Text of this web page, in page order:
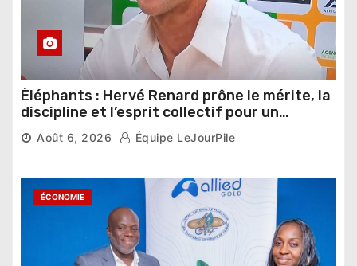
Éléphants : Hervé Renard prône le mérite, la
discipline et l’esprit collectif pour un
nouveau départ
Août 6, 2026 Équipe LeJourPile
ÉCONOMIE